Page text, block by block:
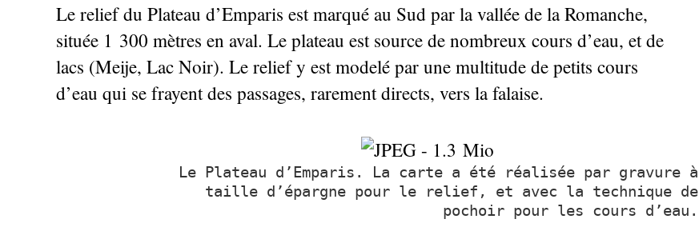
Le relief du Plateau d’Emparis est marqué au Sud par la vallée de la Romanche,
située 1 300 mètres en aval. Le plateau est source de nombreux cours d’eau, et de
lacs (Meije, Lac Noir). Le relief y est modelé par une multitude de petits cours
d’eau qui se frayent des passages, rarement directs, vers la falaise.
Le Plateau d’Emparis. La carte a été réalisée par gravure à
taille d’épargne pour le relief, et avec la technique de
pochoir pour les cours d’eau.